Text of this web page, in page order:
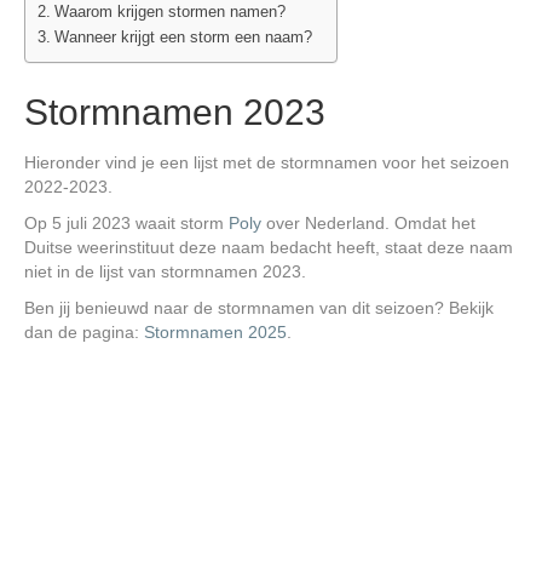
Waarom krijgen stormen namen?
Wanneer krijgt een storm een naam?
Stormnamen 2023
Hieronder vind je een lijst met de stormnamen voor het seizoen
2022-2023.
Op 5 juli 2023 waait storm Poly over Nederland. Omdat het
Duitse weerinstituut deze naam bedacht heeft, staat deze naam
niet in de lijst van stormnamen 2023.
Ben jij benieuwd naar de stormnamen van dit seizoen? Bekijk
dan de pagina: Stormnamen 2025